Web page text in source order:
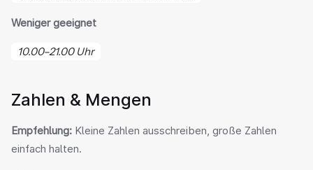
Weniger geeignet
10.00–21.00 Uhr
Zahlen & Mengen
Empfehlung: Kleine Zahlen ausschreiben, große Zahlen
einfach halten.